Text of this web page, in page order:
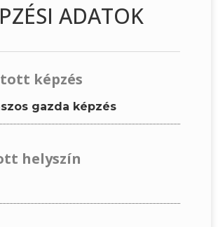
ADATOK
képzés
gazda képzés
helyszín